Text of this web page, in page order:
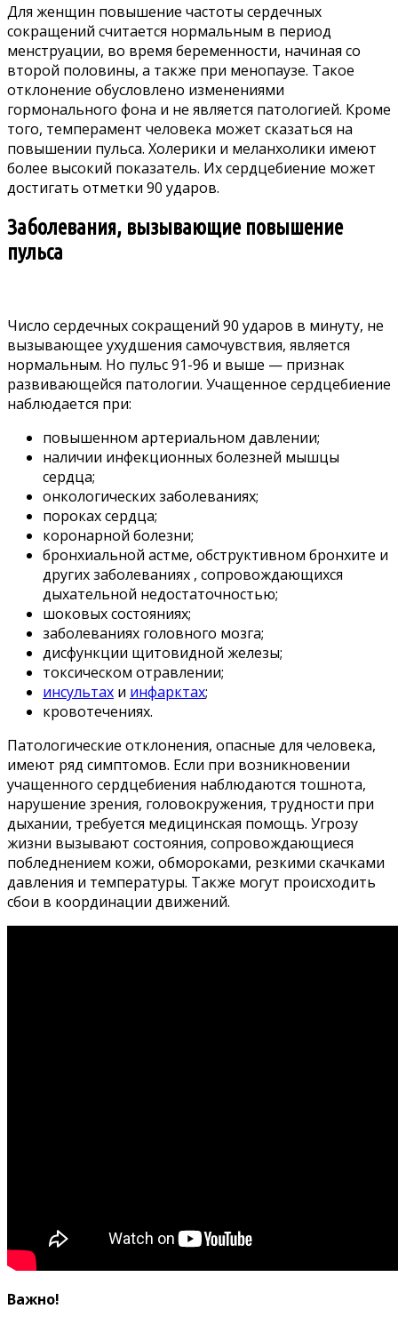
Для женщин повышение частоты сердечных
сокращений считается нормальным в период
менструации, во время беременности, начиная со
второй половины, а также при менопаузе. Такое
отклонение обусловлено изменениями
гормонального фона и не является патологией. Кроме
того, темперамент человека может сказаться на
повышении пульса. Холерики и меланхолики имеют
более высокий показатель. Их сердцебиение может
достигать отметки 90 ударов.
Заболевания, вызывающие повышение
пульса
Число сердечных сокращений 90 ударов в минуту, не
вызывающее ухудшения самочувствия, является
нормальным. Но пульс 91-96 и выше — признак
развивающейся патологии. Учащенное сердцебиение
наблюдается при:
повышенном артериальном давлении;
наличии инфекционных болезней мышцы
сердца;
онкологических заболеваниях;
пороках сердца;
коронарной болезни;
бронхиальной астме, обструктивном бронхите и
других заболеваниях , сопровождающихся
дыхательной недостаточностью;
шоковых состояниях;
заболеваниях головного мозга;
дисфункции щитовидной железы;
токсическом отравлении;
инсультах и инфарктах;
кровотечениях.
Патологические отклонения, опасные для человека,
имеют ряд симптомов. Если при возникновении
учащенного сердцебиения наблюдаются тошнота,
нарушение зрения, головокружения, трудности при
дыхании, требуется медицинская помощь. Угрозу
жизни вызывают состояния, сопровождающиеся
побледнением кожи, обмороками, резкими скачками
давления и температуры. Также могут происходить
сбои в координации движений.
Важно!